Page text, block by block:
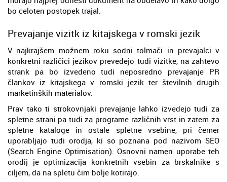
bo celoten postopek trajal.
Prevajanje vizitk iz kitajskega v romski jezik
V najkrajšem možnem roku sodni tolmači in prevajalci v
konkretni različici jezikov prevedejo tudi vizitke, na zahtevo
strank pa bo izvedeno tudi neposredno prevajanje PR
člankov iz kitajskega v romski jezik ter številnih drugih
marketinških materialov.
Prav tako ti strokovnjaki prevajanje lahko izvedejo tudi za
spletne strani pa tudi za programe različnih vrst in zatem za
spletne kataloge in ostale spletne vsebine, pri čemer
uporabljajo tudi orodja, ki so poznana pod nazivom SEO
(Search Engine Optimisation). Osnovni namen uporabe teh
orodij je optimizacija konkretnih vsebin za brskalnike s
ciljem, da na spletu čim bolje kotirajo.